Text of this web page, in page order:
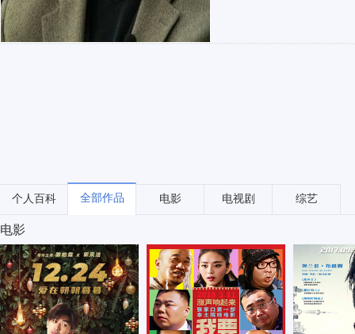
个人百科 全部作品 电影 电视剧 综艺
电影